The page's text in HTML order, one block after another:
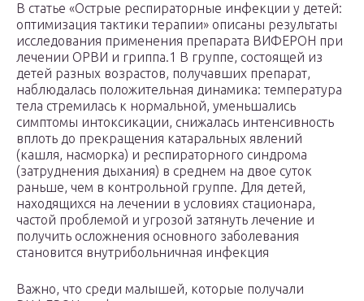
В статье «Острые респираторные инфекции у детей:
оптимизация тактики терапии» описаны результаты
исследования применения препарата ВИФЕРОН при
лечении ОРВИ и гриппа.1 В группе, состоящей из
детей разных возрастов, получавших препарат,
наблюдалась положительная динамика: температура
тела стремилась к нормальной, уменьшались
симптомы интоксикации, снижалась интенсивность
вплоть до прекращения катаральных явлений
(кашля, насморка) и респираторного синдрома
(затруднения дыхания) в среднем на двое суток
раньше, чем в контрольной группе. Для детей,
находящихся на лечении в условиях стационара,
частой проблемой и угрозой затянуть лечение и
получить осложнения основного заболевания
становится внутрибольничная инфекция
Важно, что среди малышей, которые получали